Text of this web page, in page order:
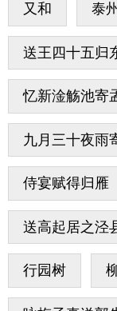
又和 泰
送王四十五归
忆新淦觞池寄
九月三十夜雨
侍宴赋得归雁
送高起居之泾
行园树